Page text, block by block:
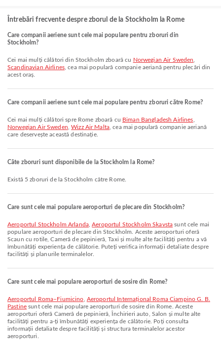
Întrebări frecvente despre zborul de la Stockholm la Rome
Care companii aeriene sunt cele mai populare pentru zboruri din
Stockholm?
Cei mai mulți călători din Stockholm zboară cu Norwegian Air Sweden
Scandinavian Airlines, cea mai populară companie aeriană pentru plecări din
acest oraș.
Care companii aeriene sunt cele mai populare pentru zboruri către Rome?
Cei mai mulți călători spre Rome zboară cu Biman Bangladesh Airlines
Norwegian Air Sweden ,Wizz Air Malta , cea mai populară companie aeriană
care deservește această destinație.
Câte zboruri sunt disponibile de la Stockholm la Rome?
Există 5 zboruri de la Stockholm către Rome.
Care sunt cele mai populare aeroporturi de plecare din Stockholm?
Aeroportul Stockholm Arlanda,Aeroportul Stockholm Skavsta sunt cele mai
populare aeroporturi de plecare din Stockholm. Aceste aeroporturi oferă
Scaun cu rotile, Cameră de pepinieră, Taxi și multe alte facilități pentru a vă
îmbunătăți experiența de călătorie. Puteți verifica informații detaliate despre
facilități și planurile terminalelor.
Care sunt cele mai populare aeroporturi de sosire din Rome?
Aeroportul Roma–Fiumicino Aeroportul Internațional Roma Ciampino G. B.
Pastinesunt cele mai populare aeroporturi de sosire din Rome. Aceste
aeroporturi oferă Cameră de pepinieră, Închirieri auto, Salon și multe alte
facilități pentru a-ți îmbunătăți experiența de călătorie. Poți consulta
informații detaliate despre facilități și structura terminalelor acestor
aeroporturi.